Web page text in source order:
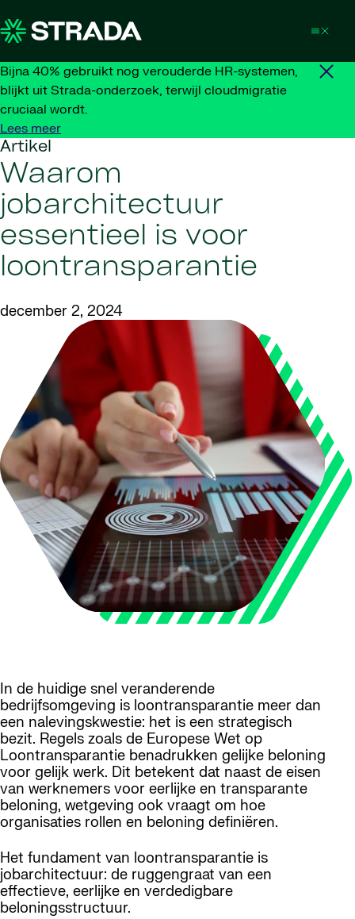
Bijna 40% gebruikt nog verouderde HR-systemen,
blijkt uit Strada-onderzoek, terwijl cloudmigratie
cruciaal wordt.
Lees meer
Artikel
Waarom
jobarchitectuur
essentieel is voor
loontransparantie
december 2, 2024
In de huidige snel veranderende
bedrijfsomgeving is loontransparantie meer dan
een nalevingskwestie: het is een strategisch
bezit. Regels zoals de Europese Wet op
Loontransparantie benadrukken gelijke beloning
voor gelijk werk. Dit betekent dat naast de eisen
van werknemers voor eerlijke en transparante
beloning, wetgeving ook vraagt om hoe
organisaties rollen en beloning definiëren.
Het fundament van loontransparantie is
jobarchitectuur: de ruggengraat van een
effectieve, eerlijke en verdedigbare
beloningsstructuur.